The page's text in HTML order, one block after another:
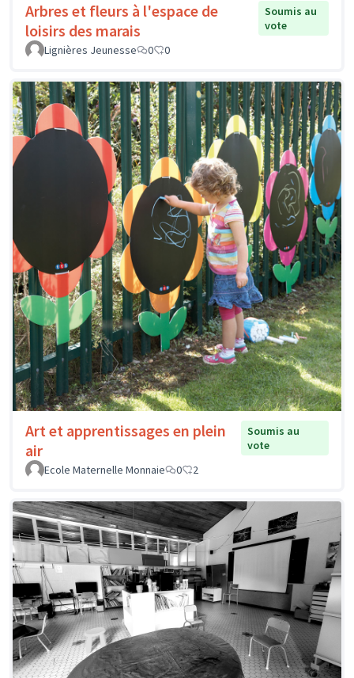
Arbres et fleurs à l'espace de
loisirs des marais
Soumis au
vote
Lignières Jeunesse
0 0
Art et apprentissages en plein
air
Soumis au
vote
Ecole Maternelle Monnaie
0 2